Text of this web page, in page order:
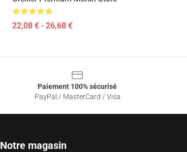
22,08 € - 26,68 €
Paiement 100% sécurisé
PayPal / MasterCard / Visa
Notre magasin